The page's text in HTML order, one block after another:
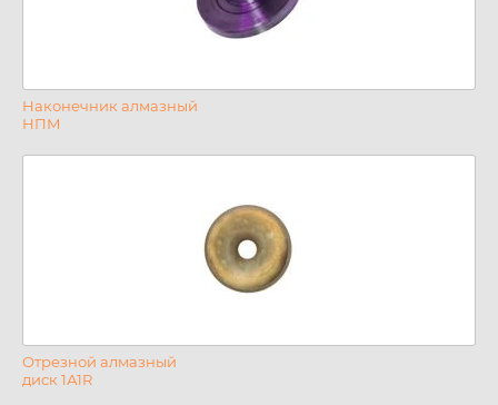
Наконечник алмазный
НПМ
Отрезной алмазный
диск 1А1R